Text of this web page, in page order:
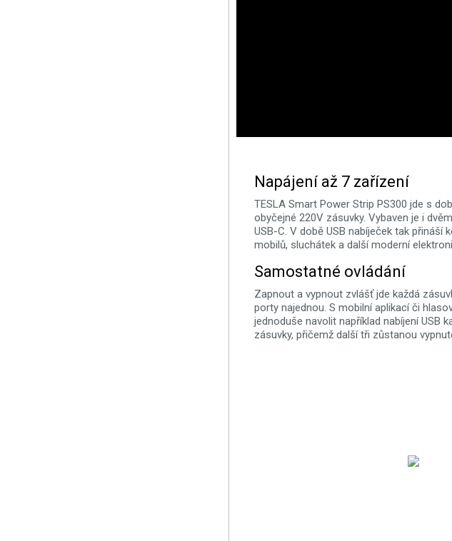
Napájení až 7 zařízení
TESLA Smart Power Strip PS300 jde s
obyčejné 220V zásuvky. Vybaven je i
USB-C. V době USB nabíječek tak přináší
mobilů, sluchátek a další moderní
Samostatné ovládání
Zapnout a vypnout zvlášť jde každá
porty najednou. S mobilní aplikací či
jednoduše navolit například nabíjení USB
zásuvky, přičemž další tři zůstanou